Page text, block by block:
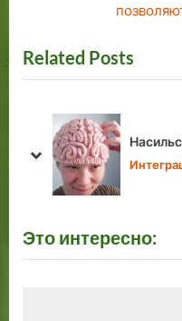
записям
o
u
o
t
P
s
t
:
Related Posts
Новая
Видео-
prev
next
Это интересно: